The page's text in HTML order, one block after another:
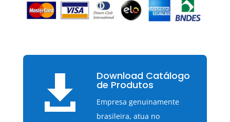
 Download Catálogo
de Produtos
Empresa genuinamente
brasileira, atua no